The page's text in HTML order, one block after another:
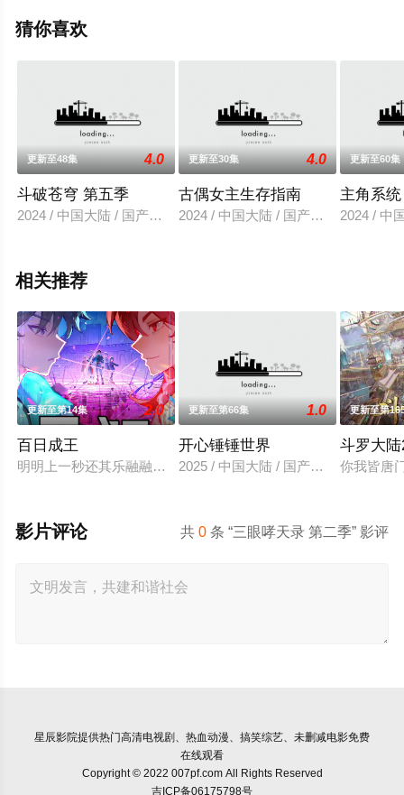
电视猫或剧情网等平台了解。
猜你喜欢
更新至48集 4.0
斗破苍穹 第五季
2024 / 中国大陆 / 国产动漫
更新至30集 4.0
古偶女主生存指南
2024 / 中国大陆 / 国产动漫
更新至60集
主角系
2024 / 中
相关推荐
更新至第14集 2.0
百日成王
明明上一秒还其乐融融的餐厅，下一秒竟然血流成河……明明是
更新至第66集 1.0
开心锤锤世界
2025 / 中国大陆 / 国产动漫
更新至第
斗罗大
你我皆唐
共0 条 “三眼哮天录 第二季” 影评
影片评论
星辰影院提供热门高清电视剧、热血动漫、搞笑综艺、未删减电影免费
在线观看
Copyright © 2022 007pf.com All Rights Reserved
吉ICP备06175798号